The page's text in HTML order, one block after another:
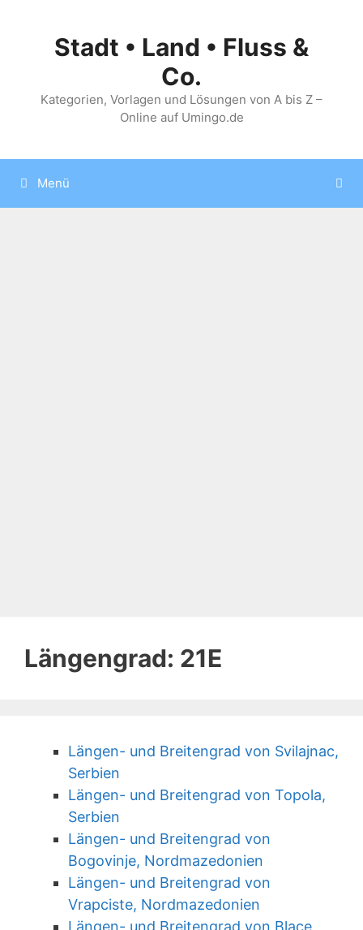
springenStadt • Land • Fluss &
Co.
Kategorien, Vorlagen und Lösungen von A bis Z –
Online auf Umingo.de
Menü
Längengrad: 21E
Längen- und Breitengrad von Svilajnac,
Serbien
Längen- und Breitengrad von Topola,
Serbien
Längen- und Breitengrad von
Bogovinje, Nordmazedonien
Längen- und Breitengrad von
Vrapciste, Nordmazedonien
Längen- und Breitengrad von Blace,